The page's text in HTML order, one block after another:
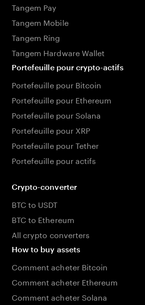
Tangem Pay
Tangem Mobile
Tangem Ring
Tangem Hardware Wallet
Portefeuille pour crypto-actifs
Portefeuille pour Bitcoin
Portefeuille pour Ethereum
Portefeuille pour Solana
Portefeuille pour XRP
Portefeuille pour Tether
Portefeuille pour actifs
Crypto-converter
BTC to USDT
BTC to Ethereum
All crypto converters
How to buy assets
Comment acheter Bitcoin
Comment acheter Ethereum
Comment acheter Solana